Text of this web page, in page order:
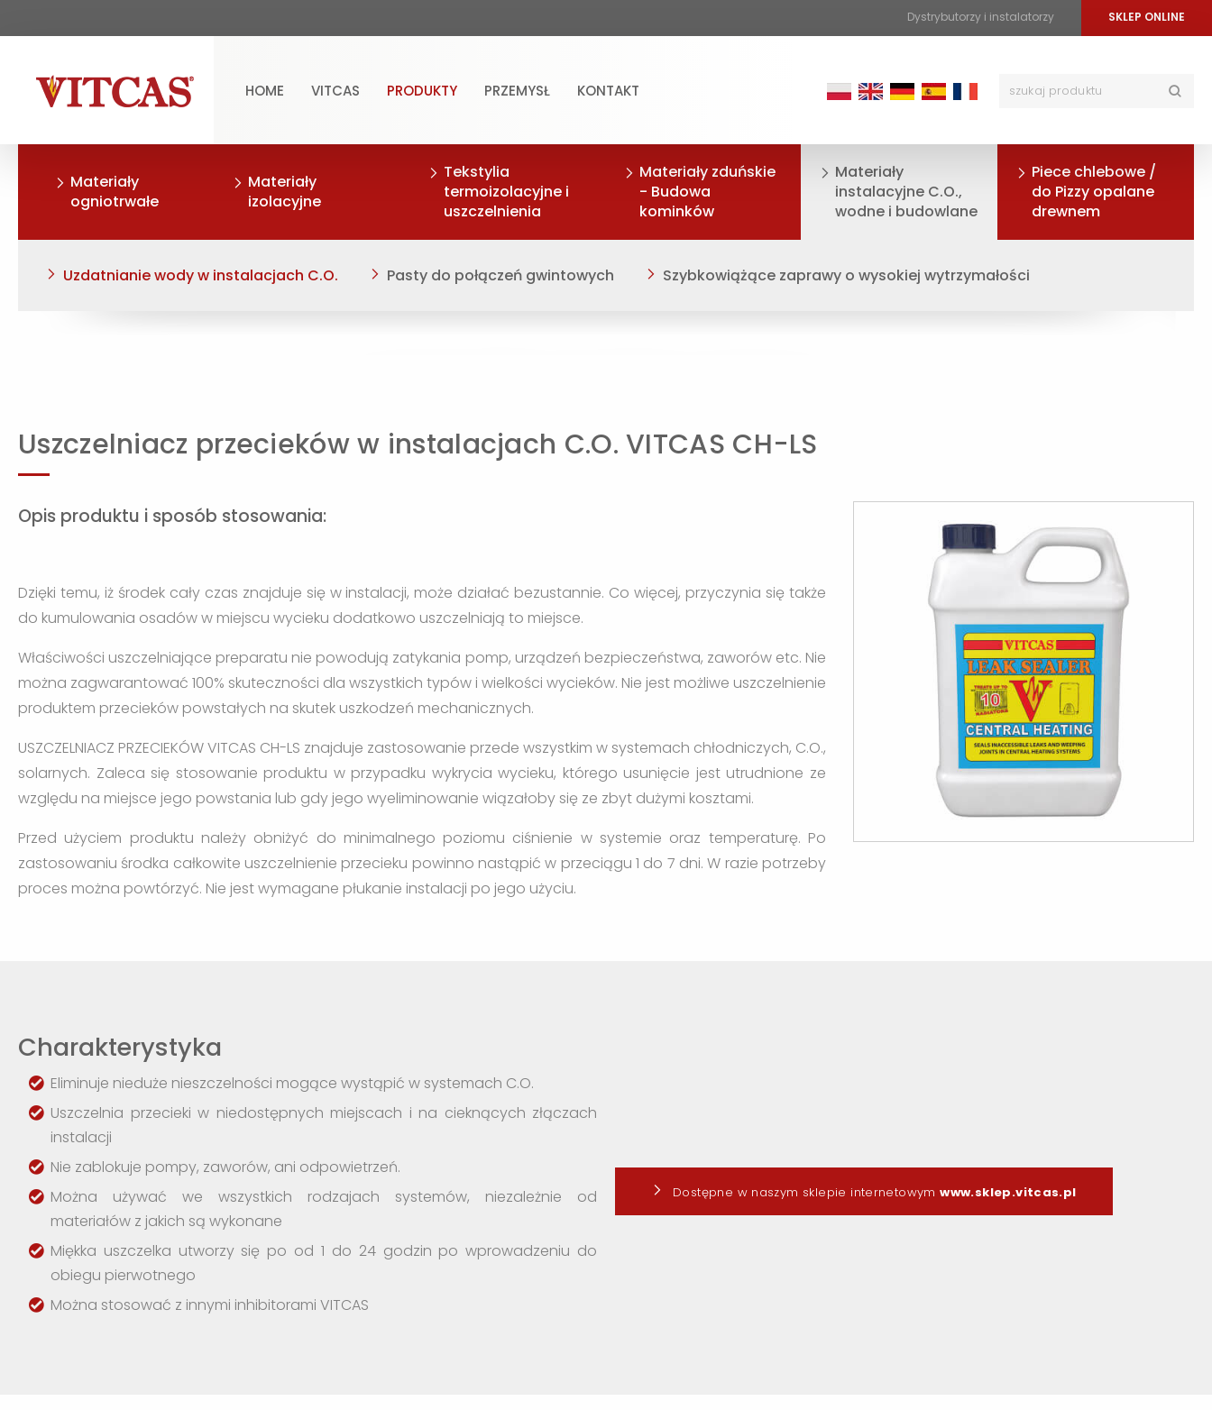
Dystrybutorzy i instalatorzy SKLEP ONLINE
HOME VITCAS PRODUKTY PRZEMYSŁ KONTAKT
Materiały
ogniotrwałe
Materiały
izolacyjne
Tekstylia
termoizolacyjne i
uszczelnienia
Materiały zduńskie
- Budowa
kominków
Materiały
instalacyjne C.O.,
wodne i budowlane
Piece chlebowe /
do Pizzy opalane
drewnem
Uzdatnianie wody w instalacjach C.O. Pasty do połączeń gwintowych Szybkowiążące zaprawy o wysokiej wytrzymałości
Uszczelniacz przecieków w instalacjach C.O. VITCAS CH-LS
Opis produktu i sposób stosowania:
Dzięki temu, iż środek cały czas znajduje się w instalacji, może działać bezustannie. Co więcej, przyczynia się także
do kumulowania osadów w miejscu wycieku dodatkowo uszczelniają to miejsce.
Właściwości uszczelniające preparatu nie powodują zatykania pomp, urządzeń bezpieczeństwa, zaworów etc. Nie
można zagwarantować 100% skuteczności dla wszystkich typów i wielkości wycieków. Nie jest możliwe uszczelnienie
produktem przecieków powstałych na skutek uszkodzeń mechanicznych.
USZCZELNIACZ PRZECIEKÓW VITCAS CH-LS znajduje zastosowanie przede wszystkim w systemach chłodniczych, C.O.,
solarnych. Zaleca się stosowanie produktu w przypadku wykrycia wycieku, którego usunięcie jest utrudnione ze
względu na miejsce jego powstania lub gdy jego wyeliminowanie wiązałoby się ze zbyt dużymi kosztami.
Przed użyciem produktu należy obniżyć do minimalnego poziomu ciśnienie w systemie oraz temperaturę. Po
zastosowaniu środka całkowite uszczelnienie przecieku powinno nastąpić w przeciągu 1 do 7 dni. W razie potrzeby
proces można powtórzyć. Nie jest wymagane płukanie instalacji po jego użyciu.
Charakterystyka
Eliminuje nieduże nieszczelności mogące wystąpić w systemach C.O.
Uszczelnia przecieki w niedostępnych miejscach i na cieknących złączach
instalacji
Nie zablokuje pompy, zaworów, ani odpowietrzeń.
Można używać we wszystkich rodzajach systemów, niezależnie od
materiałów z jakich są wykonane
Miękka uszczelka utworzy się po od 1 do 24 godzin po wprowadzeniu do
obiegu pierwotnego
Można stosować z innymi inhibitorami VITCAS
Dostępne w naszym sklepie internetowymwww.sklep.vitcas.pl